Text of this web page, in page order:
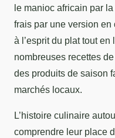
le manioc africain par
frais par une version
à l’esprit du plat tout
nombreuses recettes
des produits de saison
marchés locaux.
L’histoire culinaire
comprendre leur place